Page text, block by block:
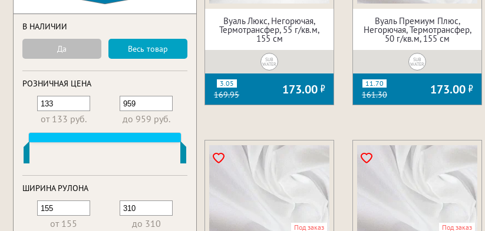
В НАЛИЧИИ
Да Весь товар
РОЗНИЧНАЯ ЦЕНА
от 133 руб. до 959 руб.
ШИРИНА РУЛОНА
от 155 до 310
Вуаль Люкс, Негорючая,
Термотрансфер, 55 г/кв.м,
155 см
SUB
WATER
3.05
169.95 173.00
Вуаль Премиум Плюс,
Негорючая, Термотрансфер,
50 г/кв.м, 155 см
SUB
WATER
11.70
161.30 173.00
Под заказ Под заказ